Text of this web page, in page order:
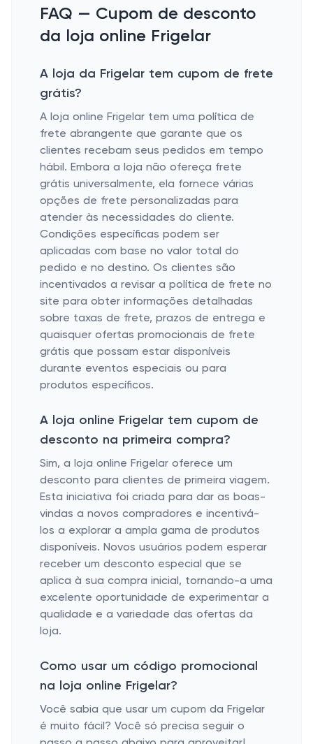
FAQ — Cupom de desconto
da loja online Frigelar
A loja da Frigelar tem cupom de frete
grátis?
A loja online Frigelar tem uma política de
frete abrangente que garante que os
clientes recebam seus pedidos em tempo
hábil. Embora a loja não ofereça frete
grátis universalmente, ela fornece várias
opções de frete personalizadas para
atender às necessidades do cliente.
Condições específicas podem ser
aplicadas com base no valor total do
pedido e no destino. Os clientes são
incentivados a revisar a política de frete no
site para obter informações detalhadas
sobre taxas de frete, prazos de entrega e
quaisquer ofertas promocionais de frete
grátis que possam estar disponíveis
durante eventos especiais ou para
produtos específicos.
A loja online Frigelar tem cupom de
desconto na primeira compra?
Sim, a loja online Frigelar oferece um
desconto para clientes de primeira viagem.
Esta iniciativa foi criada para dar as boas-
vindas a novos compradores e incentivá-
los a explorar a ampla gama de produtos
disponíveis. Novos usuários podem esperar
receber um desconto especial que se
aplica à sua compra inicial, tornando-a uma
excelente oportunidade de experimentar a
qualidade e a variedade das ofertas da
loja.
Como usar um código promocional
na loja online Frigelar?
Você sabia que usar um cupom da Frigelar
é muito fácil? Você só precisa seguir o